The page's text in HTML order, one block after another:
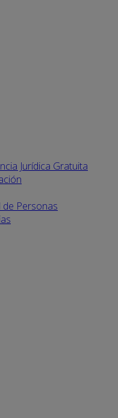
Jurídica Gratuita
de Personas